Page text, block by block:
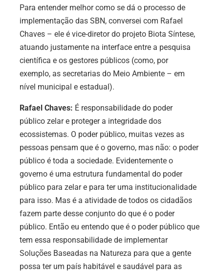
Para entender melhor como se dá o processo de
implementação das SBN, conversei com Rafael
Chaves – ele é vice-diretor do projeto Biota Síntese,
atuando justamente na interface entre a pesquisa
científica e os gestores públicos (como, por
exemplo, as secretarias do Meio Ambiente – em
nível municipal e estadual).
Rafael Chaves: É responsabilidade do poder
público zelar e proteger a integridade dos
ecossistemas. O poder público, muitas vezes as
pessoas pensam que é o governo, mas não: o poder
público é toda a sociedade. Evidentemente o
governo é uma estrutura fundamental do poder
público para zelar e para ter uma institucionalidade
para isso. Mas é a atividade de todos os cidadãos
fazem parte desse conjunto do que é o poder
público. Então eu entendo que é o poder público que
tem essa responsabilidade de implementar
Soluções Baseadas na Natureza para que a gente
possa ter um país habitável e saudável para as